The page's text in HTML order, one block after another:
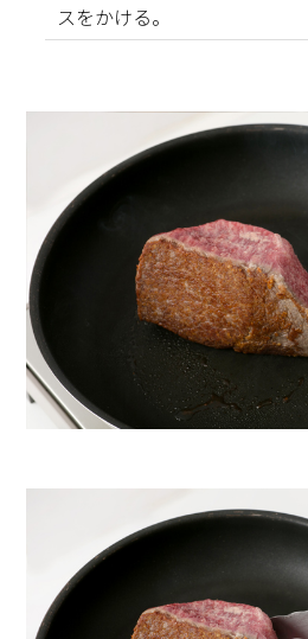
スをかける。